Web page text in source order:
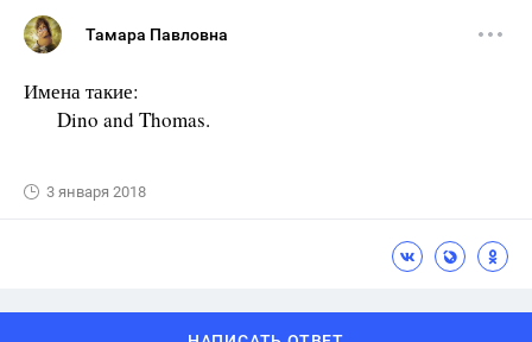
Тамара Павловна
Имена такие:
Dino and Thomas.
3 января 2018